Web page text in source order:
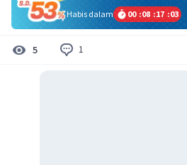
Habis dalam
00 :08 :17 :03
5 1